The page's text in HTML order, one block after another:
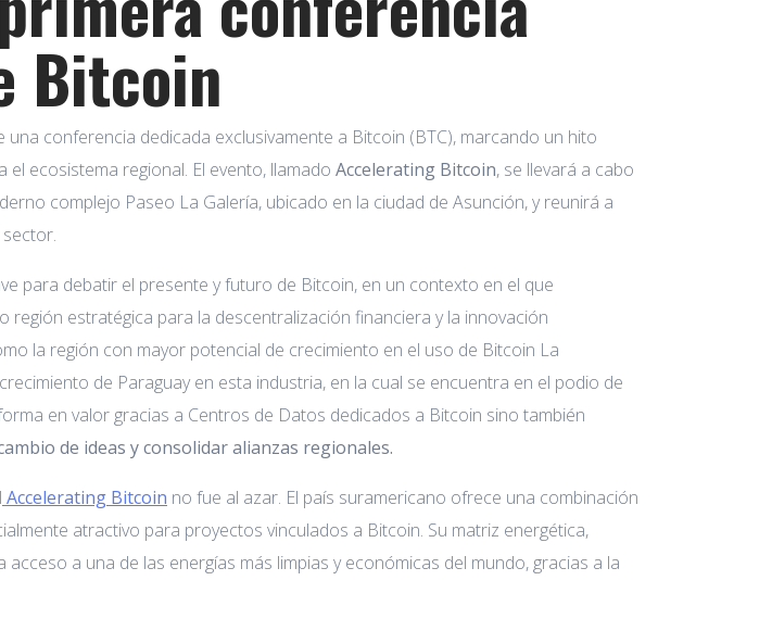
Bitcoin
una conferencia dedicada exclusivamente a Bitcoin (BTC), marcando un hito
ecosistema regional. El evento, llamado Accelerating Bitcoin, se llevará a cabo
complejo Paseo La Galería, ubicado en la ciudad de Asunción, y reunirá a
para debatir el presente y futuro de Bitcoin, en un contexto en el que
región estratégica para la descentralización financiera y la innovación
la región con mayor potencial de crecimiento en el uso de Bitcoin La
de Paraguay en esta industria, en la cual se encuentra en el podio de
en valor gracias a Centros de Datos dedicados a Bitcoin sino también
de ideas y consolidar alianzas regionales.
Accelerating Bitcoin no fue al azar. El país suramericano ofrece una combinación
atractivo para proyectos vinculados a Bitcoin. Su matriz energética,
a una de las energías más limpias y económicas del mundo, gracias a la